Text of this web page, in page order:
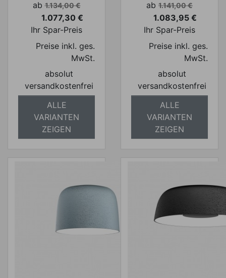
Verkaufspreis
ab 1.134,00 €
Preis
1.077,30 €
Ihr Spar-Preis
Preise inkl. ges.
MwSt.
absolut
versandkostenfrei
ALLE
VARIANTEN
ZEIGEN
Verkaufspreis
ab 1.141,00 €
Preis
1.083,95 €
Ihr Spar-Preis
Preise inkl. ges.
MwSt.
absolut
versandkostenfrei
ALLE
VARIANTEN
ZEIGEN